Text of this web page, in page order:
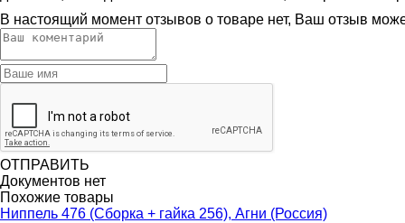
В настоящий момент отзывов о товаре нет, Ваш отзыв
ОТПРАВИТЬ
Документов нет
Похожие товары
Ниппель 476 (Сборка + гайка 256), Агни (Россия)